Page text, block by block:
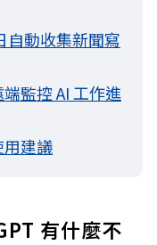
動收集新聞寫
監控 AI 工作進
建議
有什麼不